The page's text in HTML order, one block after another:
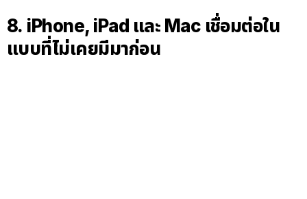
8. iPhone, iPad และ Mac เชื่อมต่อใน
แบบที่ไม่เคยมีมาก่อน